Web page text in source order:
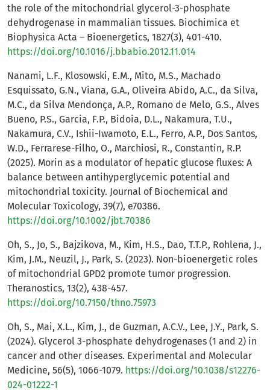
the role of the mitochondrial glycerol-3-phosphate
dehydrogenase in mammalian tissues. Biochimica et
Biophysica Acta – Bioenergetics, 1827(3), 401-410.
https://doi.org/10.1016/j.bbabio.2012.11.014
Nanami, L.F., Klosowski, E.M., Mito, M.S., Machado
Esquissato, G.N., Viana, G.A., Oliveira Abido, A.C., da Silva,
M.C., da Silva Mendonça, A.P., Romano de Melo, G.S., Alves
Bueno, P.S., Garcia, F.P., Bidoia, D.L., Nakamura, T.U.,
Nakamura, C.V., Ishii-Iwamoto, E.L., Ferro, A.P., Dos Santos,
W.D., Ferrarese-Filho, O., Marchiosi, R., Constantin, R.P.
(2025). Morin as a modulator of hepatic glucose fluxes: A
balance between antihyperglycemic potential and
mitochondrial toxicity. Journal of Biochemical and
Molecular Toxicology, 39(7), e70386.
https://doi.org/10.1002/jbt.70386
Oh, S., Jo, S., Bajzikova, M., Kim, H.S., Dao, T.T.P., Rohlena, J.,
Kim, J.M., Neuzil, J., Park, S. (2023). Non-bioenergetic roles
of mitochondrial GPD2 promote tumor progression.
Theranostics, 13(2), 438-457.
https://doi.org/10.7150/thno.75973
Oh, S., Mai, X.L., Kim, J., de Guzman, A.C.V., Lee, J.Y., Park, S.
(2024). Glycerol 3-phosphate dehydrogenases (1 and 2) in
cancer and other diseases. Experimental and Molecular
Medicine, 56(5), 1066-1079. https://doi.org/10.1038/s12276-
024-01222-1